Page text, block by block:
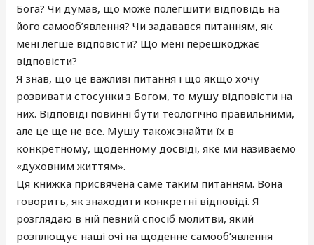
Бога? Чи думав, що може полегшити відповідь на
його самооб’явлення? Чи задавався питанням, як
мені легше відповісти? Що мені перешкоджає
відповісти?
Я знав, що це важливі питання і що якщо хочу
розвивати стосунки з Богом, то мушу відповісти на
них. Відповіді повинні бути теологічно правильними,
але це ще не все. Мушу також знайти їх в
конкретному, щоденному досвіді, яке ми називаємо
«духовним життям».
Ця книжка присвячена саме таким питанням. Вона
говорить, як знаходити конкретні відповіді. Я
розглядаю в ній певний спосіб молитви, який
розплющує наші очі на щоденне самооб’явлення